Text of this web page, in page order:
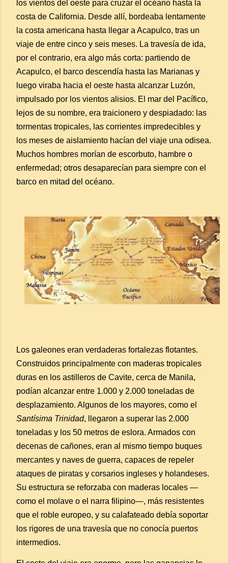
los vientos del oeste para cruzar el océano hasta la
costa de California. Desde allí, bordeaba lentamente
la costa americana hasta llegar a Acapulco, tras un
viaje de entre cinco y seis meses. La travesía de ida,
por el contrario, era algo más corta: partiendo de
Acapulco, el barco descendía hasta las Marianas y
luego viraba hacia el oeste hasta alcanzar Luzón,
impulsado por los vientos alisios. El mar del Pacífico,
lejos de su nombre, era traicionero y despiadado: las
tormentas tropicales, las corrientes impredecibles y
los meses de aislamiento hacían del viaje una odisea.
Muchos hombres morían de escorbuto, hambre o
enfermedad; otros desaparecían para siempre con el
barco en mitad del océano.
Los galeones eran verdaderas fortalezas flotantes.
Construidos principalmente con maderas tropicales
duras en los astilleros de Cavite, cerca de Manila,
podían alcanzar entre 1.000 y 2.000 toneladas de
desplazamiento. Algunos de los mayores, como el
Santísima Trinidad, llegaron a superar las 2.000
toneladas y los 50 metros de eslora. Armados con
decenas de cañones, eran al mismo tiempo buques
mercantes y naves de guerra, capaces de repeler
ataques de piratas y corsarios ingleses y holandeses.
Su estructura se reforzaba con maderas locales —
como el molave o el narra filipino—, más resistentes
que el roble europeo, y su calafateado debía soportar
los rigores de una travesía que no conocía puertos
intermedios.